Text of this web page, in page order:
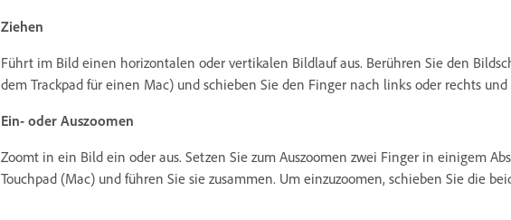
Ziehen
Führt im Bild einen horizontalen oder vertikalen Bildlauf aus. Berühren Sie den
dem Trackpad für einen Mac) und schieben Sie den Finger nach links oder rechts
Ein- oder Auszoomen
Zoomt in ein Bild ein oder aus. Setzen Sie zum Auszoomen zwei Finger in einigem
Touchpad (Mac) und führen Sie sie zusammen. Um einzuzoomen, schieben Sie die